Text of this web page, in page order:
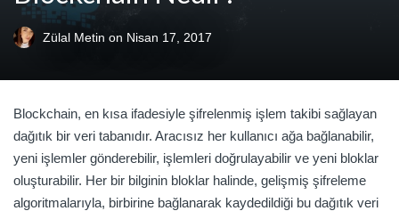
Zülal Metin on Nisan 17, 2017
Blockchain, en kısa ifadesiyle şifrelenmiş işlem takibi sağlayan
dağıtık bir veri tabanıdır. Aracısız her kullanıcı ağa bağlanabilir,
yeni işlemler gönderebilir, işlemleri doğrulayabilir ve yeni bloklar
oluşturabilir. Her bir bilginin bloklar halinde, gelişmiş şifreleme
algoritmalarıyla, birbirine bağlanarak kaydedildiği bu dağıtık veri